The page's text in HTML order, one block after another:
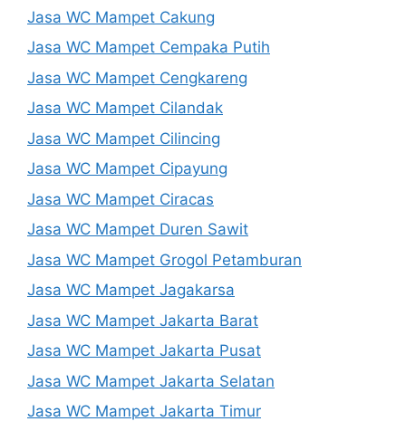
Jasa WC Mampet Cakung
Jasa WC Mampet Cempaka Putih
Jasa WC Mampet Cengkareng
Jasa WC Mampet Cilandak
Jasa WC Mampet Cilincing
Jasa WC Mampet Cipayung
Jasa WC Mampet Ciracas
Jasa WC Mampet Duren Sawit
Jasa WC Mampet Grogol Petamburan
Jasa WC Mampet Jagakarsa
Jasa WC Mampet Jakarta Barat
Jasa WC Mampet Jakarta Pusat
Jasa WC Mampet Jakarta Selatan
Jasa WC Mampet Jakarta Timur